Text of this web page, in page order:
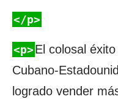
</p>
<p>El colosal
Cubano-
logrado vender